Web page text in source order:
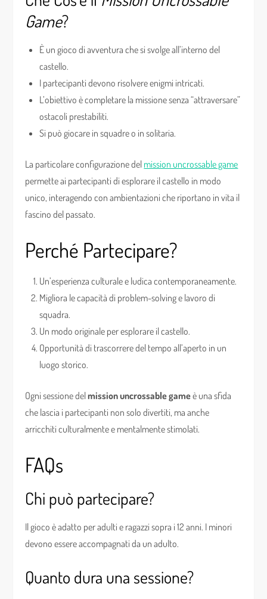
Game?
È un gioco di avventura che si svolge all’interno del
castello.
I partecipanti devono risolvere enigmi intricati.
L’obiettivo è completare la missione senza “attraversare”
ostacoli prestabiliti.
Si può giocare in squadre o in solitaria.
La particolare configurazione del mission uncrossable game
permette ai partecipanti di esplorare il castello in modo
unico, interagendo con ambientazioni che riportano in vita il
fascino del passato.
Perché Partecipare?
Un’esperienza culturale e ludica contemporaneamente.
Migliora le capacità di problem-solving e lavoro di
squadra.
Un modo originale per esplorare il castello.
Opportunità di trascorrere del tempo all’aperto in un
luogo storico.
Ogni sessione delmission uncrossable gameè una sfida
che lascia i partecipanti non solo divertiti, ma anche
arricchiti culturalmente e mentalmente stimolati.
FAQs
Chi può partecipare?
Il gioco è adatto per adulti e ragazzi sopra i 12 anni. I minori
devono essere accompagnati da un adulto.
Quanto dura una sessione?